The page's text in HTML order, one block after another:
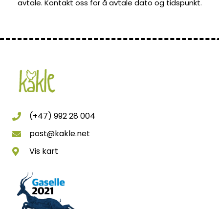
avtale. Kontakt oss for å avtale dato og tidspunkt.
(+47) 992 28 004
post@kakle.net
Vis kart